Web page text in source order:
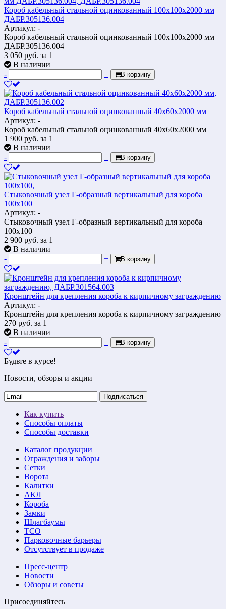
Короб кабельный стальной оцинкованный 100х100х2000 мм
ДАБР.305136.004
Артикул: -
Короб кабельный стальной оцинкованный 100х100х2000 мм
ДАБР.305136.004
3 050 руб. за 1
В наличии
-
+ В корзину
Короб кабельный стальной оцинкованный 40х60х2000 мм
Артикул: -
Короб кабельный стальной оцинкованный 40х60х2000 мм
1 900 руб. за 1
В наличии
-
+ В корзину
Cтыковочный узел Г-образный вертикальный для короба
100х100
Артикул: -
Cтыковочный узел Г-образный вертикальный для короба
100х100
2 900 руб. за 1
В наличии
-
+ В корзину
Кронштейн для крепления короба к кирпичному заграждению
Артикул: -
Кронштейн для крепления короба к кирпичному заграждению
270 руб. за 1
В наличии
-
+ В корзину
Будьте в курсе!
Новости, обзоры и акции
Подписаться
Как купить
Способы оплаты
Способы доставки
Каталог продукции
Ограждения и заборы
Сетки
Ворота
Калитки
АКЛ
Короба
Замки
Шлагбаумы
ТСО
Парковочные барьеры
Отсутствует в продаже
Пресс-центр
Новости
Обзоры и советы
Присоединяйтесь